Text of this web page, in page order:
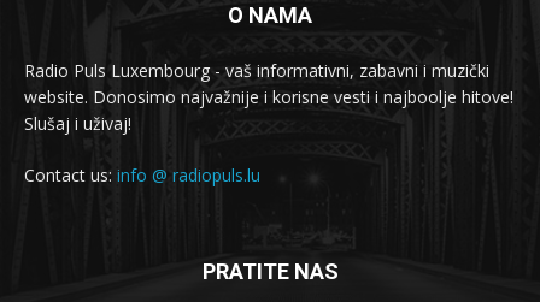
O NAMA
Radio Puls Luxembourg - vaš informativni, zabavni i muzički
website. Donosimo najvažnije i korisne vesti i najboolje hitove!
Slušaj i uživaj!
Contact us: info @ radiopuls.lu
PRATITE NAS